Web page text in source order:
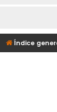
Índice